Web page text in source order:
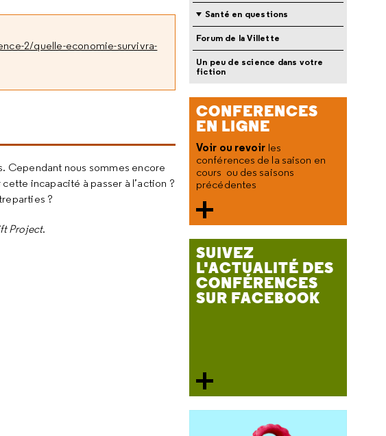
2/quelle-economie-survivra-
Cependant nous sommes encore
incapacité à passer à l’action ?
?
Project.
Santé en questions
Forum de la Villette
Un peu de science dans votre
fiction
CONFERENCES
EN LIGNE
Voir ou revoir les
conférences de la saison en
cours ou des saisons
précédentes
SUIVEZ
L'ACTUALITÉ DES
CONFÉRENCES
SUR FACEBOOK